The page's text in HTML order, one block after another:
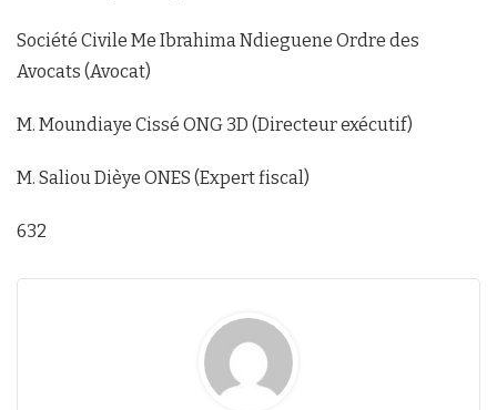
Société Civile Me Ibrahima Ndieguene Ordre des
Avocats (Avocat)
M. Moundiaye Cissé ONG 3D (Directeur exécutif)
M. Saliou Dièye ONES (Expert fiscal)
632